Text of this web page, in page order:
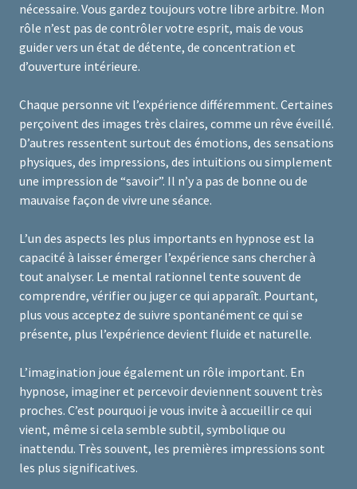
nécessaire. Vous gardez toujours votre libre arbitre. Mon
rôle n’est pas de contrôler votre esprit, mais de vous
guider vers un état de détente, de concentration et
d’ouverture intérieure.
Chaque personne vit l’expérience différemment. Certaines
perçoivent des images très claires, comme un rêve éveillé.
D’autres ressentent surtout des émotions, des sensations
physiques, des impressions, des intuitions ou simplement
une impression de “savoir”. Il n’y a pas de bonne ou de
mauvaise façon de vivre une séance.
L’un des aspects les plus importants en hypnose est la
capacité à laisser émerger l’expérience sans chercher à
tout analyser. Le mental rationnel tente souvent de
comprendre, vérifier ou juger ce qui apparaît. Pourtant,
plus vous acceptez de suivre spontanément ce qui se
présente, plus l’expérience devient fluide et naturelle.
L’imagination joue également un rôle important. En
hypnose, imaginer et percevoir deviennent souvent très
proches. C’est pourquoi je vous invite à accueillir ce qui
vient, même si cela semble subtil, symbolique ou
inattendu. Très souvent, les premières impressions sont
les plus significatives.